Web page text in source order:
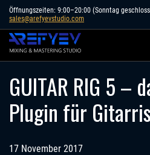
Skip
content
Öffnungszeiten: 9:00–20:00 (Sonntag
sales@arefyevstudio.com
GUITAR RIG 5 –
Plugin für
17 November 2017